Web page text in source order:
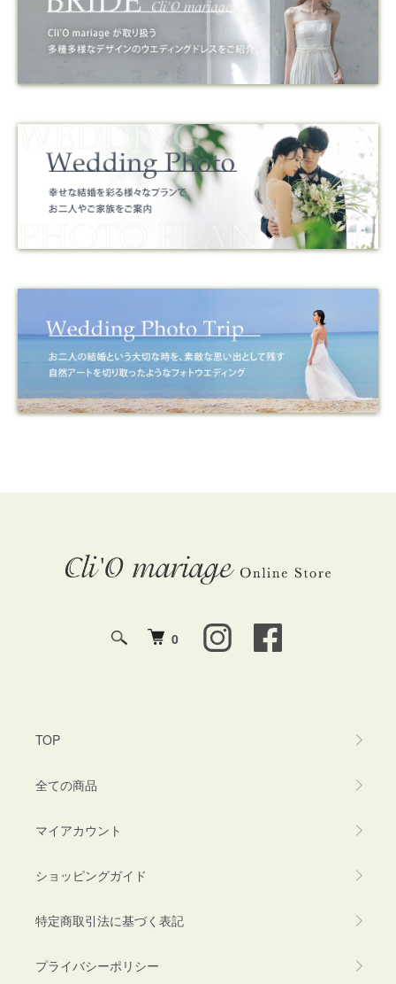
0
TOP
全ての商品
マイアカウント
ショッピングガイド
特定商取引法に基づく表記
プライバシーポリシー